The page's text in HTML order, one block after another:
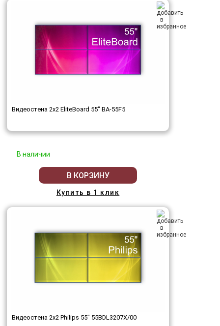
Видеостена 2x2 EliteBoard 55" BA-55F5
В наличии
В КОРЗИНУ
Купить в 1 клик
Видеостена 2x2 Philips 55" 55BDL3207X/00